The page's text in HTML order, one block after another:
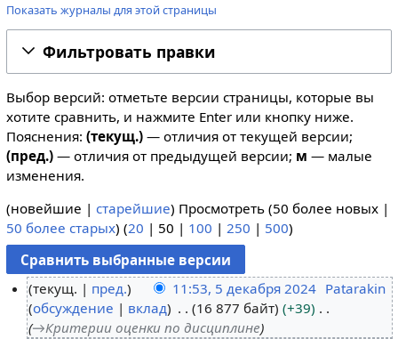
Показать журналы для этой страницы
Фильтровать правки
Выбор версий: отметьте версии страницы, которые вы
хотите сравнить, и нажмите Enter или кнопку ниже.
Пояснения: (текущ.)— отличия от текущей версии;
(пред.)— отличия от предыдущей версии; м — малые
изменения.
(новейшие | старейшие) Просмотреть (50 более новых|
50 более старых) (20 | 50 | 100 | 250 | 500)
текущ. пред. 11:53, 5 декабря 2024 Patarakin
обсуждение
вклад 16 877 байт
+39
→Критерии оценки по дисциплине